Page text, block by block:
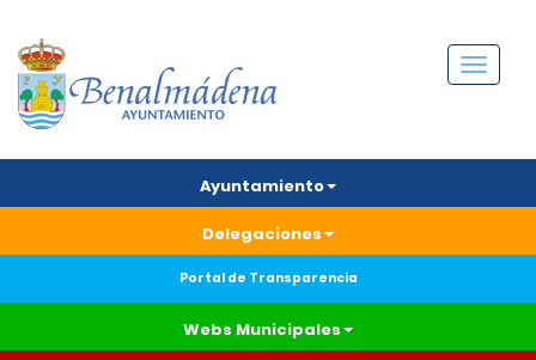
Menú
Ayuntamiento
Delegaciones
Portal de Transparencia
Webs Municipales